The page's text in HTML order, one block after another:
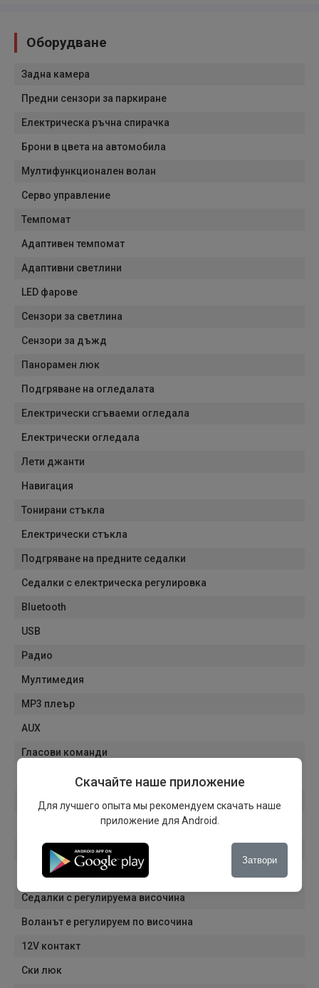
Оборудване
Задна камера
Предни сензори за паркиране
Електрическа ръчна спирачка
Брони в цвета на автомобила
Мултифункционален волан
Серво управление
Темпомат
Адаптивен темпомат
Адаптивни светлини
LED фарове
Сензори за светлина
Сензори за дъжд
Панорамен люк
Подгряване на огледалата
Електрически сгъваеми огледала
Електрически огледала
Лети джанти
Навигация
Тонирани стъкла
Електрически стъкла
Подгряване на предните седалки
Седалки с електрическа регулировка
Bluetooth
USB
Радио
Мултимедия
MP3 плеър
AUX
Гласови команди
Start/Stop система
ISOFIX система
Седалки с памет
Спортни седалки
Спортно окачване
Седалки с регулируема височина
Воланът е регулируем по височина
12V контакт
Ски люк
Скачайте наше приложение
Для лучшего опыта мы рекомендуем скачать наше
приложение для Android.
Затвори